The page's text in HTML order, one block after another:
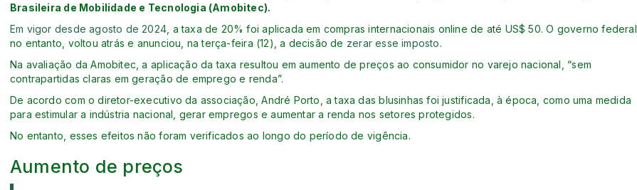
Brasileira de Mobilidade e Tecnologia (Amobitec).
Em vigor desde agosto de 2024 , a taxa de 20% foi aplicada em compras internacionais online de até US$ 50. O governo federal,
no entanto, voltou atrás e anunciou, na terça-feira (12), a decisão de zerar esse imposto.
Na avaliação da Amobitec, a aplicação da taxa resultou em aumento de preços ao consumidor no varejo nacional, “sem
contrapartidas claras em geração de emprego e renda”.
De acordo com o diretor-executivo da associação, André Porto, a taxa das blusinhas foi justificada, à época, como uma medida
para estimular a indústria nacional, gerar empregos e aumentar a renda nos setores protegidos.
No entanto, esses efeitos não foram verificados ao longo do período de vigência.
Aumento de preços